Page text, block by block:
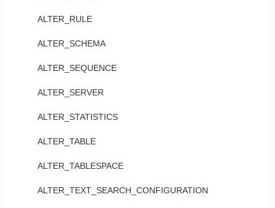
ALTER_RULE
ALTER_SCHEMA
ALTER_SEQUENCE
ALTER_SERVER
ALTER_STATISTICS
ALTER_TABLE
ALTER_TABLESPACE
ALTER_TEXT_SEARCH_CONFIGURATION